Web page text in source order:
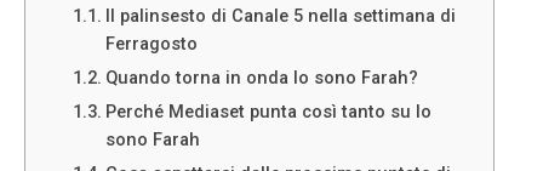
Il palinsesto di Canale 5 nella settimana di
Ferragosto
Quando torna in onda Io sono Farah?
Perché Mediaset punta così tanto su Io
sono Farah